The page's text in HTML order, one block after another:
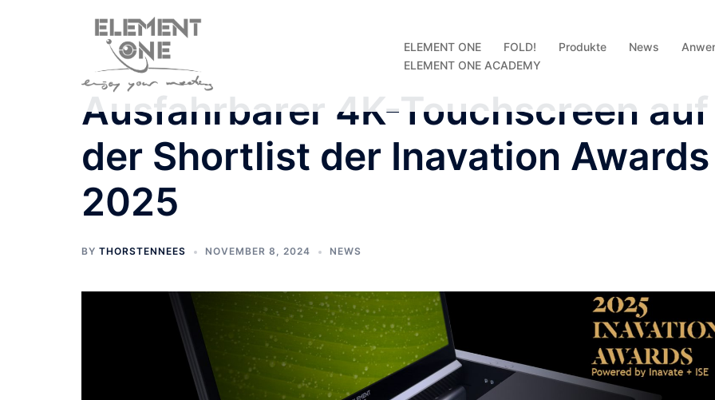
ELEMENT ONE FOLD! Produkte News
ELEMENT ONE ACADEMY
Ausfahrbarer 4K-Touchscreen auf
der Shortlist der Inavation Awards
2025
BY THORSTENNEES NOVEMBER 8, 2024 NEWS